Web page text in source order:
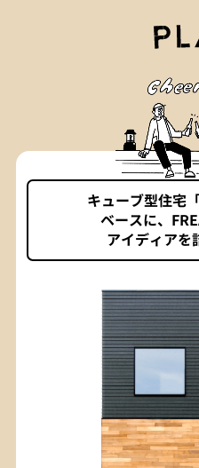
キューブ型住宅
ベースに、
アイディアを